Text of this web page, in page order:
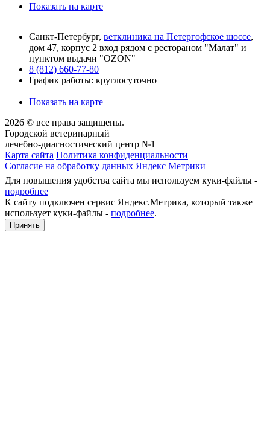
Показать на карте
Санкт-Петербург, ветклиника на Петергофское шоссе,
дом 47, корпус 2 вход рядом с рестораном "Малат" и
пунктом выдачи "OZON"
8 (812) 660-77-80
График работы: круглосуточно
Показать на карте
2026 © все права защищены.
Городской ветеринарный
лечебно-диагностический центр №1
Карта сайта Политика конфиденциальности
Согласие на обработку данных Яндекс Метрики
Для повышения удобства сайта мы используем куки-файлы -
подробнее
К сайту подключен сервис Яндекс.Метрика, который также
использует куки-файлы - подробнее.
Принять